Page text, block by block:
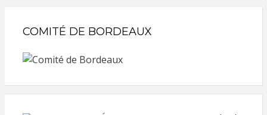
COMITÉ DE BORDEAUX